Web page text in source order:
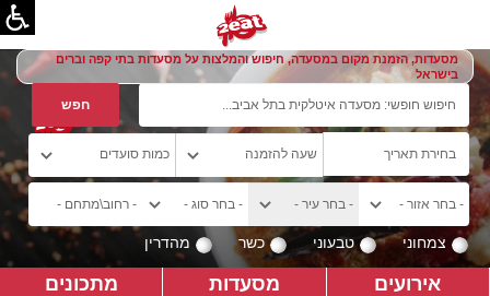
מסעדות, הזמנת מקום במסעדה, חיפוש והמלצות על מסעדות בתי קפה וברים
בישראל
צמחוני טבעוני כשר מהדרין
אירועים מסעדות מתכונים